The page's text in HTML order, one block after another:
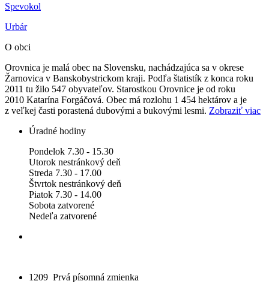
Spevokol
Urbár
O obci
Orovnica je malá obec na Slovensku, nachádzajúca sa v okrese
Žarnovica v Banskobystrickom kraji. Podľa štatistík z konca roku
2011 tu žilo 547 obyvateľov. Starostkou Orovnice je od roku
2010 Katarína Forgáčová. Obec má rozlohu 1 454 hektárov a je
z veľkej časti porastená dubovými a bukovými lesmi. Zobraziť viac
Úradné hodiny
Pondelok 7.30 - 15.30
Utorok nestránkový deň
Streda 7.30 - 17.00
Štvrtok nestránkový deň
Piatok 7.30 - 14.00
Sobota zatvorené
Nedeľa zatvorené
1209 Prvá písomná zmienka